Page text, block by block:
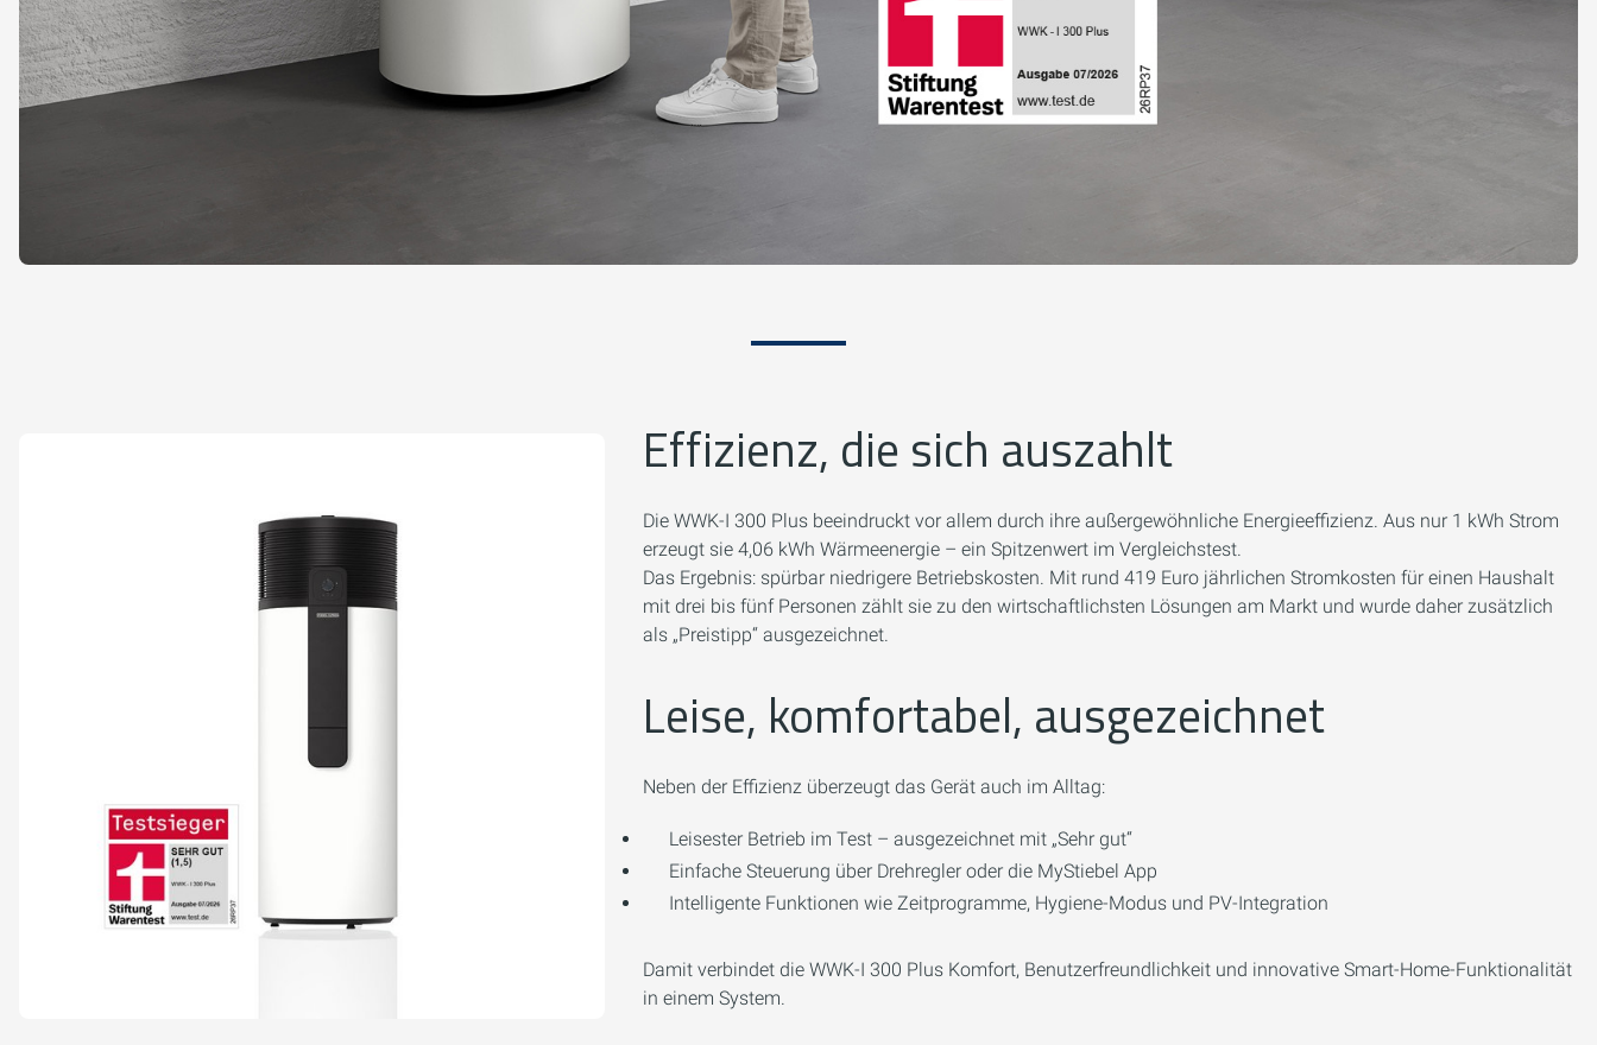
Effizienz, die sich auszahlt
Die WWK-I 300 Plus beeindruckt vor allem durch ihre außergewöhnliche Energieeffizienz. Aus nur 1 kWh Strom
erzeugt sie 4,06 kWh Wärmeenergie – ein Spitzenwert im Vergleichstest.
Das Ergebnis: spürbar niedrigere Betriebskosten. Mit rund 419 Euro jährlichen Stromkosten für einen Haushalt
mit drei bis fünf Personen zählt sie zu den wirtschaftlichsten Lösungen am Markt und wurde daher zusätzlich
als „Preistipp“ ausgezeichnet.
Leise, komfortabel, ausgezeichnet
Neben der Effizienz überzeugt das Gerät auch im Alltag:
Leisester Betrieb im Test – ausgezeichnet mit „Sehr gut“
Einfache Steuerung über Drehregler oder die MyStiebel App
Intelligente Funktionen wie Zeitprogramme, Hygiene-Modus und PV-Integration
Damit verbindet die WWK-I 300 Plus Komfort, Benutzerfreundlichkeit und innovative Smart-Home-Funktionalität
in einem System.